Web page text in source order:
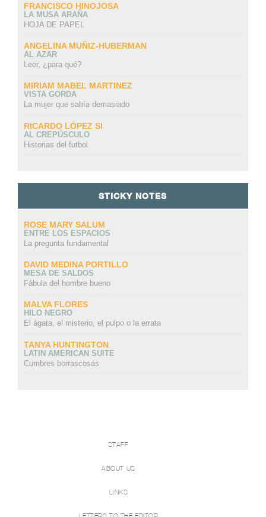
FRANCISCO HINOJOSA
LA MUSA ARAÑA
HOJA DE PAPEL
ANGELINA MUÑIZ-HUBERMAN
AL AZAR
Leer, ¿para qué?
MIRIAM MABEL MARTINEZ
VISTA GORDA
La mujer que sabía demasiado
RICARDO LÓPEZ SI
AL CREPÚSCULO
Historias del futbol
STICKY NOTES
ROSE MARY SALUM
ENTRE LOS ESPACIOS
La pregunta fundamental
DAVID MEDINA PORTILLO
MESA DE SALDOS
Fábula del hombre bueno
MALVA FLORES
HILO NEGRO
El ágata, el misterio, el pulpo o la errata
TANYA HUNTINGTON
LATIN AMERICAN SUITE
Cumbres borrascosas
STAFF
ABOUT US
LINKS